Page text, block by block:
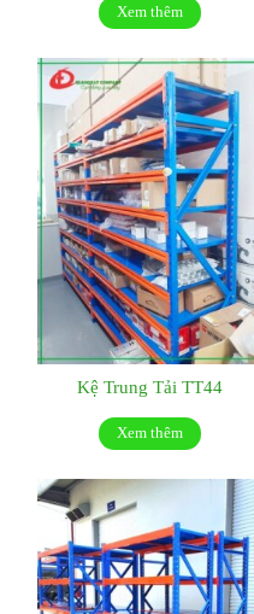
Xem thêm
Kệ Trung Tải TT44
Xem thêm